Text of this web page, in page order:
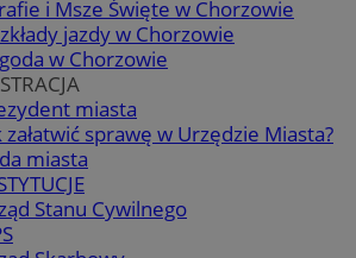
i Msze Święte w Chorzowie
jazdy w Chorzowie
w Chorzowie
miasta
załatwić sprawę w Urzędzie Miasta?
miasta
Stanu Cywilnego